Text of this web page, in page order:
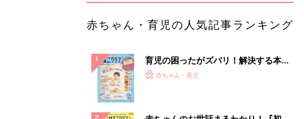
赤ちゃん・育児の人気記事ランキング
育児の困ったがズバリ！解決する本
『ひよこクラブ 秋号』 4カ月～2才
赤ちゃん・育児